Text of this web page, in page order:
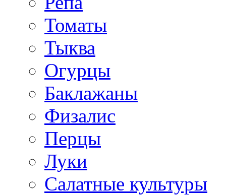
Томаты
Тыква
Огурцы
Баклажаны
Физалис
Перцы
Луки
Салатные культуры